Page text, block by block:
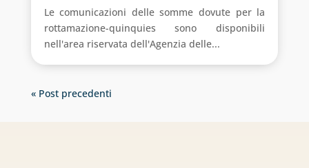
Le comunicazioni delle somme dovute per la
rottamazione-quinquies sono disponibili
nell'area riservata dell'Agenzia delle...
« Post precedenti